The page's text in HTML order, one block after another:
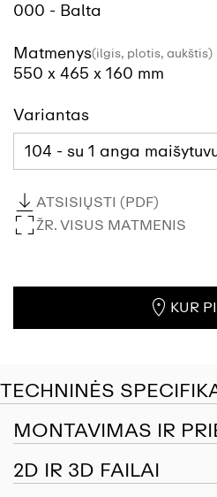
000 - Balta
Matmenys(ilgis, plotis, aukštis)
550 x 465 x 160 mm
Variantas
ATSISIŲSTI (PDF)
ŽR. VISUS MATMENIS
KUR
TECHNINĖS
MONTAVIMAS IR
2D IR 3D FAILAI